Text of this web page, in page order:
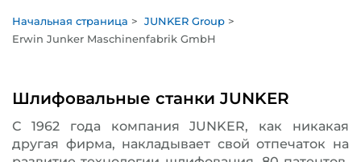
Начальная страница > JUNKER Group >
Erwin Junker Maschinenfabrik GmbH
Шлифовальные станки JUNKER
С 1962 года компания JUNKER, как никакая
другая фирма, накладывает свой отпечаток на